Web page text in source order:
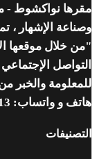
مقرها نواكشوط -
وصناعة الإشهار ،
"من خلال موقعها
التواصل
للمعلومة والخبر
هاتف و واتساب: 36103113
التصنيفات